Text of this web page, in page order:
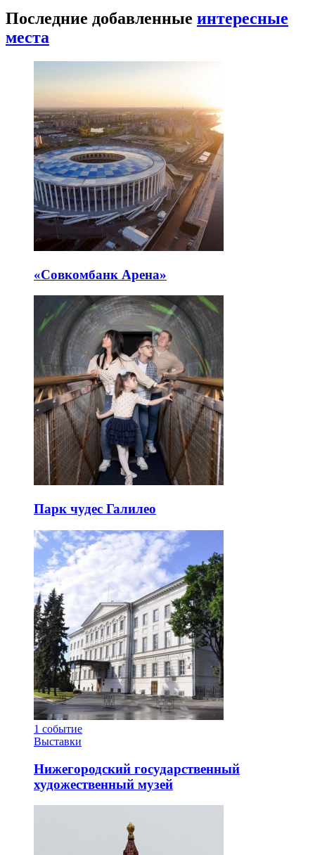
Последние добавленные интересные
места
«Совкомбанк Арена⁠»
Парк чудес Галилео
1 событие
Выставки
Нижегородский государственный
художественный музей